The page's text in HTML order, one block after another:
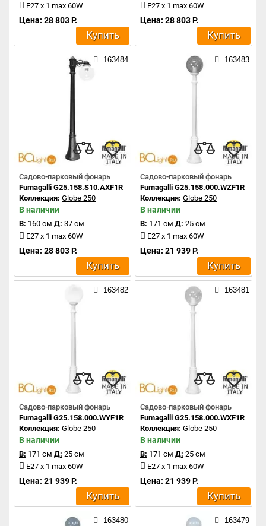
E27 x 1 max 60W
Цена: 28 803 Р.
Купить
E27 x 1 max 60W
Цена: 28 803 Р.
Купить
163484
Садово-парковый фонарь
Fumagalli G25.158.S10.AXF1R
Коллекция: Globe 250
В наличии
В: 160 см Д: 37 см
E27 x 1 max 60W
Цена: 28 803 Р.
Купить
163483
Садово-парковый фонарь
Fumagalli G25.158.000.WZF1R
Коллекция: Globe 250
В наличии
В: 171 см Д: 25 см
E27 x 1 max 60W
Цена: 21 939 Р.
Купить
163482
Садово-парковый фонарь
Fumagalli G25.158.000.WYF1R
Коллекция: Globe 250
В наличии
В: 171 см Д: 25 см
E27 x 1 max 60W
Цена: 21 939 Р.
Купить
163481
Садово-парковый фонарь
Fumagalli G25.158.000.WXF1R
Коллекция: Globe 250
В наличии
В: 171 см Д: 25 см
E27 x 1 max 60W
Цена: 21 939 Р.
Купить
163480 163479